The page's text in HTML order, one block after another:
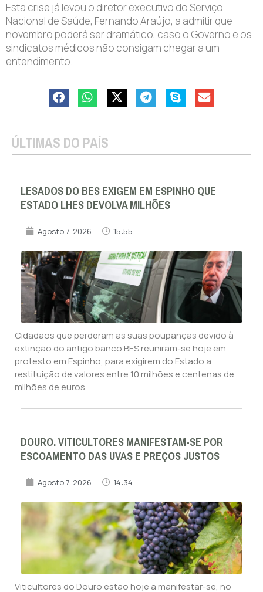
Esta crise já levou o diretor executivo do Serviço
Nacional de Saúde, Fernando Araújo, a admitir que
novembro poderá ser dramático, caso o Governo e os
sindicatos médicos não consigam chegar a um
entendimento.
ÚLTIMAS DO PAÍS
LESADOS DO BES EXIGEM EM ESPINHO QUE
ESTADO LHES DEVOLVA MILHÕES
Agosto 7, 2026 15:55
Cidadãos que perderam as suas poupanças devido à
extinção do antigo banco BES reuniram-se hoje em
protesto em Espinho, para exigirem do Estado a
restituição de valores entre 10 milhões e centenas de
milhões de euros.
DOURO. VITICULTORES MANIFESTAM-SE POR
ESCOAMENTO DAS UVAS E PREÇOS JUSTOS
Agosto 7, 2026 14:34
Viticultores do Douro estão hoje a manifestar-se, no